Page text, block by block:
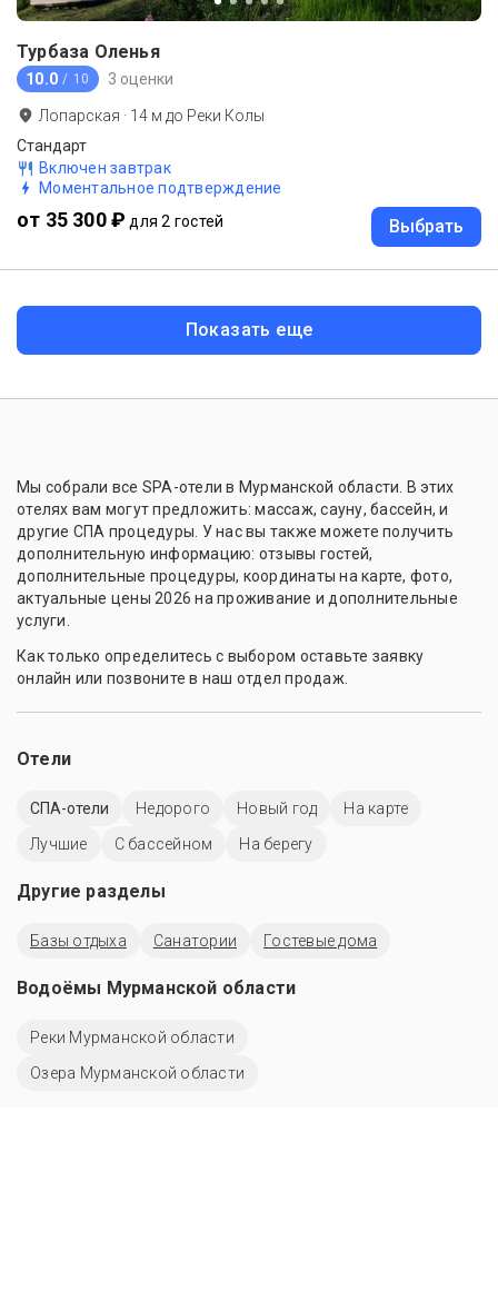
Турбаза Оленья
10.0 / 10 3 оценки
Лопарская · 14 м до Реки Колы
Стандарт
Включен завтрак
Моментальное подтверждение
от 35 300 ₽ для 2 гостей Выбрать
Показать еще
Мы собрали все SPA-отели в Мурманской области. В этих
отелях вам могут предложить: массаж, сауну, бассейн, и
другие СПА процедуры. У нас вы также можете получить
дополнительную информацию: отзывы гостей,
дополнительные процедуры, координаты на карте, фото,
актуальные цены 2026 на проживание и дополнительные
услуги.
Как только определитесь с выбором оставьте заявку
онлайн или позвоните в наш отдел продаж.
Отели
СПА-отели Недорого Новый год
На карте
Лучшие
C бассейном На берегу
Другие разделы
Базы отдыха Санатории Гостевые дома
Водоёмы Мурманской области
Реки Мурманской области
Озера Мурманской области